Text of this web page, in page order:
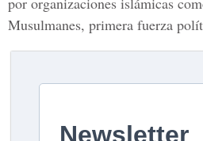
Musulmanes, primera fuerza